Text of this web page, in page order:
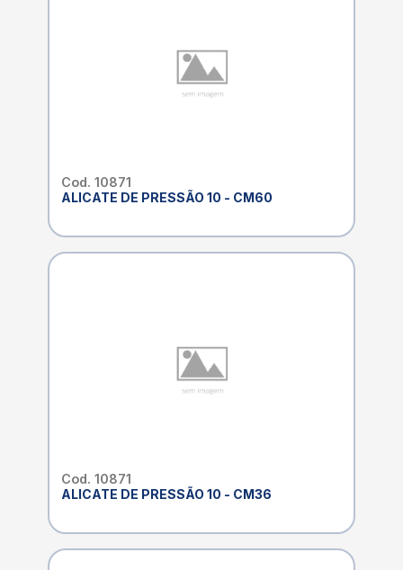
Cod. 10871
ALICATE DE PRESSÃO 10 - CM60
Cod. 10871
ALICATE DE PRESSÃO 10 - CM36